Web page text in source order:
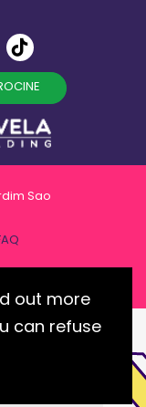
Sao
out more
can refuse